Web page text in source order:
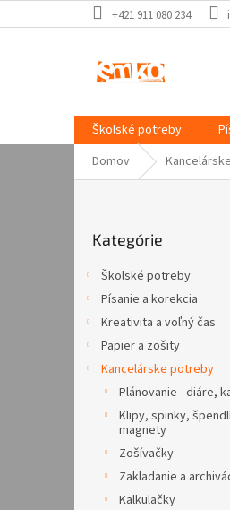
na
+421 911 080 234
Školské potreby
Domov
kategórie
Kategórie
Školské potreby
Písanie a korekcia
Kreativita a voľný čas
Papier a zošity
Kancelárske potreby
Plánovanie - diáre,
Klipy, spinky,
magnety
Zošívačky
Zakladanie a
Kalkulačky